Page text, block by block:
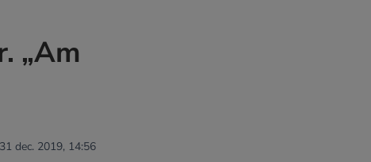
„Am
dec. 2019, 14:56